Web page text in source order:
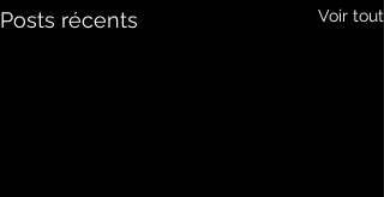
Posts récents Voir tout